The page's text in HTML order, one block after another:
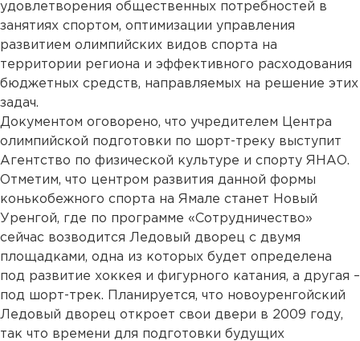
удовлетворения общественных потребностей в
занятиях спортом, оптимизации управления
развитием олимпийских видов спорта на
территории региона и эффективного расходования
бюджетных средств, направляемых на решение этих
задач.
Документом оговорено, что учредителем Центра
олимпийской подготовки по шорт-треку выступит
Агентство по физической культуре и спорту ЯНАО.
Отметим, что центром развития данной формы
конькобежного спорта на Ямале станет Новый
Уренгой, где по программе «Сотрудничество»
сейчас возводится Ледовый дворец с двумя
площадками, одна из которых будет определена
под развитие хоккея и фигурного катания, а другая –
под шорт-трек. Планируется, что новоуренгойский
Ледовый дворец откроет свои двери в 2009 году,
так что времени для подготовки будущих